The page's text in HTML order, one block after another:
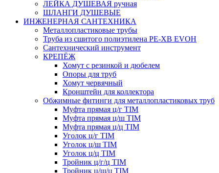
ЛЕЙКА ДУШЕВАЯ ручная
ШЛАНГИ ДУШЕВЫЕ
ИНЖЕНЕРНАЯ САНТЕХНИКА
Металлопластиковые трубы
Труба из сшитого полиэтилена PE-XB EVOH
Сантехнический инструмент
КРЕПЁЖ
Хомут с резинкой и дюбелем
Опоры для труб
Хомут червячный
Кронштейн для коллектора
Обжимные фитинги для металлопластиковых труб
Муфта прямая ц/г TIM
Муфта прямая ц/ш TIM
Муфта прямая ц/ц TIM
Уголок ц/г TIM
Уголок ц/ш TIM
Уголок ц/ц TIM
Тройник ц/г/ц TIM
Тройник ц/ш/ц TIM